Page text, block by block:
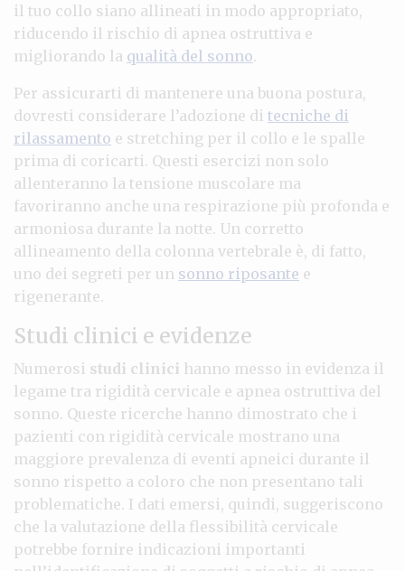
il tuo collo siano allineati in modo appropriato,
riducendo il rischio di apnea ostruttiva e
migliorando la qualità del sonno.
Per assicurarti di mantenere una buona postura,
dovresti considerare l’adozione di tecniche di
rilassamento e stretching per il collo e le spalle
prima di coricarti. Questi esercizi non solo
allenteranno la tensione muscolare ma
favoriranno anche una respirazione più profonda e
armoniosa durante la notte. Un corretto
allineamento della colonna vertebrale è, di fatto,
uno dei segreti per un sonno riposante e
rigenerante.
Studi clinici e evidenze
Numerosi studi clinici hanno messo in evidenza il
legame tra rigidità cervicale e apnea ostruttiva del
sonno. Queste ricerche hanno dimostrato che i
pazienti con rigidità cervicale mostrano una
maggiore prevalenza di eventi apneici durante il
sonno rispetto a coloro che non presentano tali
problematiche. I dati emersi, quindi, suggeriscono
che la valutazione della flessibilità cervicale
potrebbe fornire indicazioni importanti